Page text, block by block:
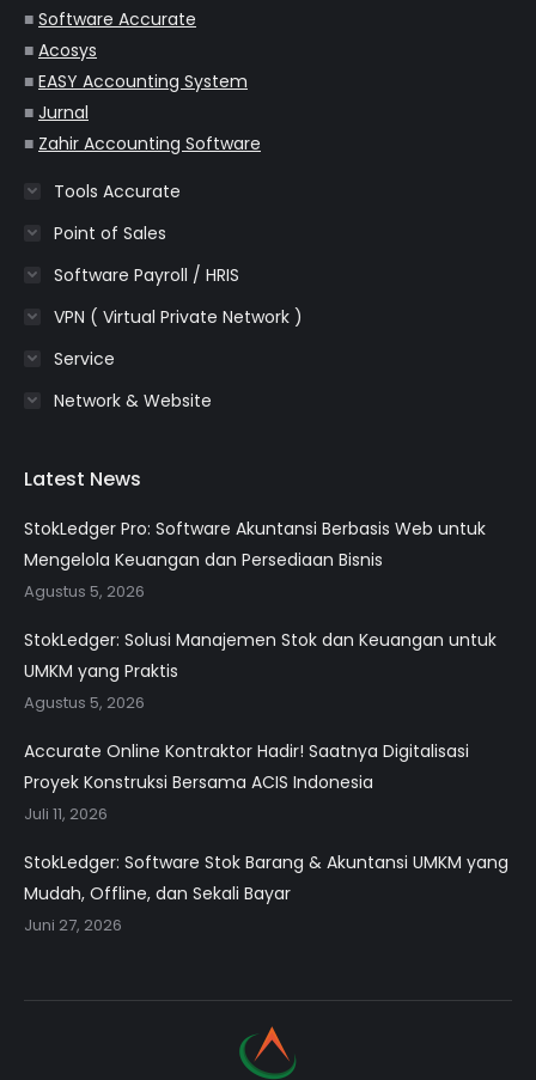
windowwindowwindowwindowwindow
■ Software Accurate
■ Acosys
■ EASY Accounting System
■ Jurnal
■ Zahir Accounting Software
Tools Accurate
Point of Sales
Software Payroll / HRIS
VPN ( Virtual Private Network )
Service
Network & Website
Latest News
StokLedger Pro: Software Akuntansi Berbasis Web untuk
Mengelola Keuangan dan Persediaan Bisnis
Agustus 5, 2026
StokLedger: Solusi Manajemen Stok dan Keuangan untuk
UMKM yang Praktis
Agustus 5, 2026
Accurate Online Kontraktor Hadir! Saatnya Digitalisasi
Proyek Konstruksi Bersama ACIS Indonesia
Juli 11, 2026
StokLedger: Software Stok Barang & Akuntansi UMKM yang
Mudah, Offline, dan Sekali Bayar
Juni 27, 2026